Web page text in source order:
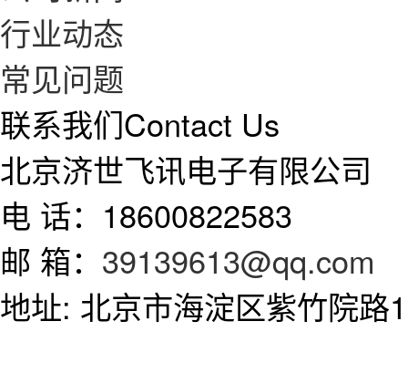
行业动态
常见问题
联系我们Contact Us
北京济世飞讯电子有限公司
电 话：18600822583
邮 箱： 39139613@qq.com
地址: 北京市海淀区紫竹院路